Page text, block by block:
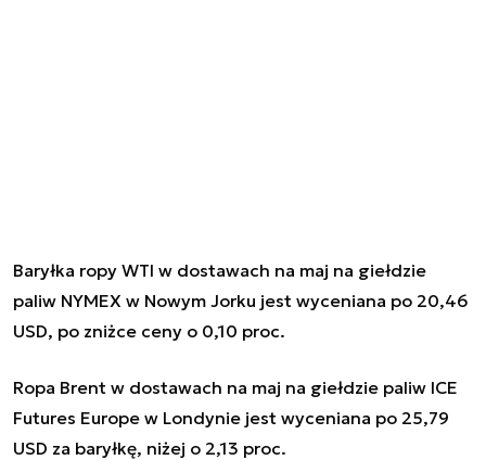
Baryłka ropy WTI w dostawach na maj na giełdzie
paliw NYMEX w Nowym Jorku jest wyceniana po 20,46
USD, po zniżce ceny o 0,10 proc.
Ropa Brent w dostawach na maj na giełdzie paliw ICE
Futures Europe w Londynie jest wyceniana po 25,79
USD za baryłkę, niżej o 2,13 proc.